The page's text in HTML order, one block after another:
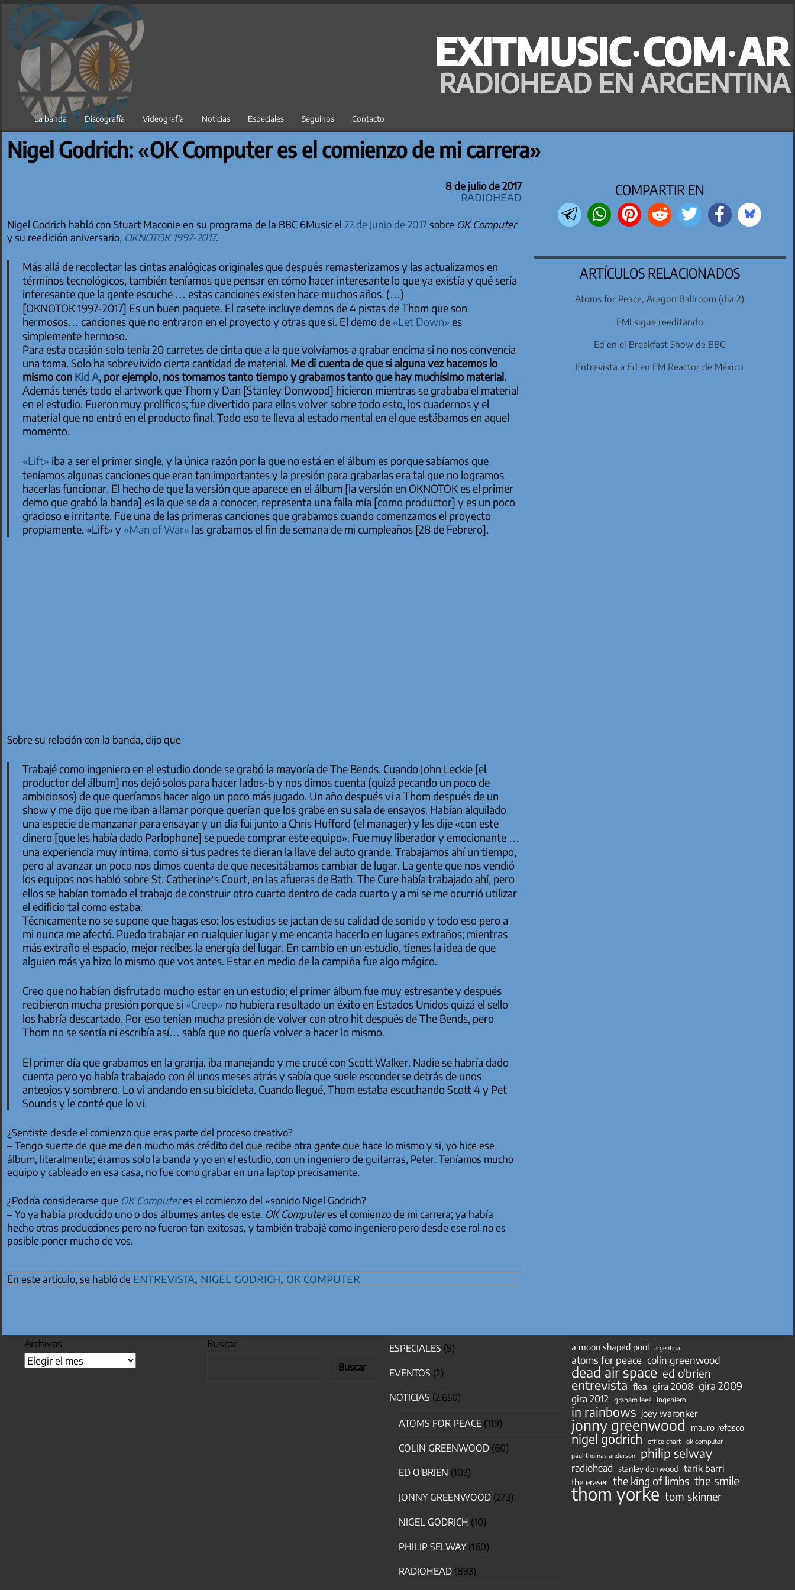
Saltar
contenido
EXITMUSIC·COM·AR
RADIOHEAD EN ARGENTINA
La banda Discografía Videografía Noticias Especiales Seguinos Contacto
Nigel Godrich: «OK Computer es el comienzo de mi carrera»
8 de julio de 2017
Radiohead
Nigel Godrich habló con Stuart Maconie en su programa de la BBC 6Music el 22 de Junio de 2017sobre OK Computer
y su reedición aniversario, OKNOTOK 1997-2017.
Más allá de recolectar las cintas analógicas originales que después remasterizamos y las actualizamos en
términos tecnológicos, también teníamos que pensar en cómo hacer interesante lo que ya existía y qué sería
interesante que la gente escuche … estas canciones existen hace muchos años. (…)
[OKNOTOK 1997-2017] Es un buen paquete. El casete incluye demos de 4 pistas de Thom que son
hermosos… canciones que no entraron en el proyecto y otras que si. El demo de «Let Down» es
simplemente hermoso.
Para esta ocasión solo tenía 20 carretes de cinta que a la que volvíamos a grabar encima si no nos convencía
una toma. Solo ha sobrevivido cierta cantidad de material. Me di cuenta de que si alguna vez hacemos lo
mismo con Kid A, por ejemplo, nos tomamos tanto tiempo y grabamos tanto que hay muchísimo material.
Además tenés todo el artwork que Thom y Dan [Stanley Donwood] hicieron mientras se grababa el material
en el estudio. Fueron muy prolíficos; fue divertido para ellos volver sobre todo esto, los cuadernos y el
material que no entró en el producto final. Todo eso te lleva al estado mental en el que estábamos en aquel
momento.
«Lift» iba a ser el primer single, y la única razón por la que no está en el álbum es porque sabíamos que
teníamos algunas canciones que eran tan importantes y la presión para grabarlas era tal que no logramos
hacerlas funcionar. El hecho de que la versión que aparece en el álbum [la versión en OKNOTOKes el primer
demo que grabó la banda] es la que se da a conocer, representa una falla mía [como productor] y es un poco
gracioso e irritante. Fue una de las primeras canciones que grabamos cuando comenzamos el proyecto
propiamente. «Lift» y «Man of War» las grabamos el fin de semana de mi cumpleaños [28 de Febrero].
Sobre su relación con la banda, dijo que
Trabajé como ingeniero en el estudio donde se grabó la mayoría deThe Bends. Cuando John Leckie [el
productor del álbum] nos dejó solos para hacer lados-b y nos dimos cuenta (quizá pecando un poco de
ambiciosos) de que queríamos hacer algo un poco más jugado. Un año después vi a Thom después de un
show y me dijo que me iban a llamar porque querían que los grabe en su sala de ensayos. Habían alquilado
una especie de manzanar para ensayar y un día fui junto a Chris Hufford (el manager) y les dije «con este
dinero [que les había dado Parlophone] se puede comprar este equipo». Fue muy liberador y emocionante …
una experiencia muy íntima, como si tus padres te dieran la llave del auto grande. Trabajamos ahí un tiempo,
pero al avanzar un poco nos dimos cuenta de que necesitábamos cambiar de lugar. La gente que nos vendió
los equipos nos habló sobre St. Catherine’s Court, en las afueras de Bath. The Cure había trabajado ahí, pero
ellos se habían tomado el trabajo de construir otro cuarto dentro de cada cuarto y a mi se me ocurrió utilizar
el edificio tal como estaba.
Técnicamente no se supone que hagas eso; los estudios se jactan de su calidad de sonido y todo eso pero a
mi nunca me afectó. Puedo trabajar en cualquier lugar y me encanta hacerlo en lugares extraños; mientras
más extraño el espacio, mejor recibes la energía del lugar. En cambio en un estudio, tienes la idea de que
alguien más ya hizo lo mismo que vos antes. Estar en medio de la campiña fue algo mágico.
Creo que no habían disfrutado mucho estar en un estudio; el primer álbum fue muy estresante y después
recibieron mucha presión porque si «Creep» no hubiera resultado un éxito en Estados Unidos quizá el sello
los habría descartado. Por eso tenían mucha presión de volver con otro hit después deThe Bends, pero
Thom no se sentía ni escribía así… sabía que no quería volver a hacer lo mismo.
El primer día que grabamos en la granja, iba manejando y me crucé con Scott Walker. Nadie se habría dado
cuenta pero yo había trabajado con él unos meses atrás y sabía que suele esconderse detrás de unos
anteojos y sombrero. Lo vi andando en su bicicleta. Cuando llegué, Thom estaba escuchandoScott 4y Pet
Soundsy le conté que lo vi.
¿Sentiste desde el comienzo que eras parte del proceso creativo?
– Tengo suerte de que me den mucho más crédito del que recibe otra gente que hace lo mismo y si, yo hice ese
álbum, literalmente; éramos solo la banda y yo en el estudio, con un ingeniero de guitarras, Peter. Teníamos mucho
equipo y cableado en esa casa, no fue como grabar en una laptop precisamente.
¿Podría considerarse que OK Computeres el comienzo del «sonido Nigel Godrich?
– Yo ya había producido uno o dos álbumes antes de este. OK Computeres el comienzo de mi carrera; ya había
hecho otras producciones pero no fueron tan exitosas, y también trabajé como ingeniero pero desde ese rol no es
posible poner mucho de vos.
En este artículo, se habló de entrevista, nigel godrich, ok computer
COMPARTIR EN
ARTÍCULOS RELACIONADOS
Atoms for Peace, Aragon Ballroom (dia 2)
EMI sigue reeditando
Ed en el Breakfast Show de BBC
Entrevista a Ed en FM Reactor de México
Archivos Buscar
Buscar
ESPECIALES (9)
EVENTOS (2)
NOTICIAS (2.650)
ATOMS FOR PEACE (119)
COLIN GREENWOOD (60)
ED O'BRIEN (103)
JONNY GREENWOOD (273)
NIGEL GODRICH (10)
PHILIP SELWAY(160)
RADIOHEAD (893)
a moon shaped pool argentina
atoms for peace colin greenwood
dead air space ed o'brien
entrevista flea gira 2008 gira 2009
gira 2012 graham lees ingeniero
in rainbows joey waronker
jonny greenwood mauro refosco
nigel godrich office chart ok computer
paul thomas anderson philip selway
radiohead stanley donwood tarik barri
the eraser the king of limbs the smile
thom yorke tom skinner